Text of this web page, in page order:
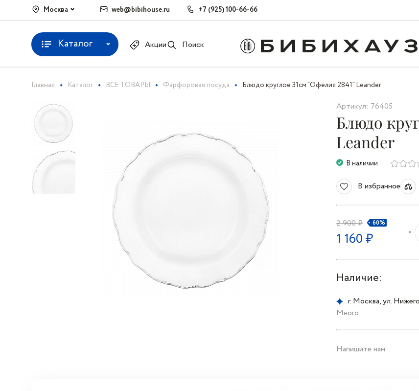
Москва web@bibihouse.ru +7 (925) 100-66-66
Каталог Акции Поиск
Главная Каталог ВСЕ ТОВАРЫ Фарфоровая посуда Блюдо круглое 31см."Офелия 2841" Leander
Артикул: 76405
Блюдо
Leander
В наличии
В избранное
2 900 ₽ 60%
1 160 ₽ -
Наличие:
г. Москва, ул.
Много
Напишите нам